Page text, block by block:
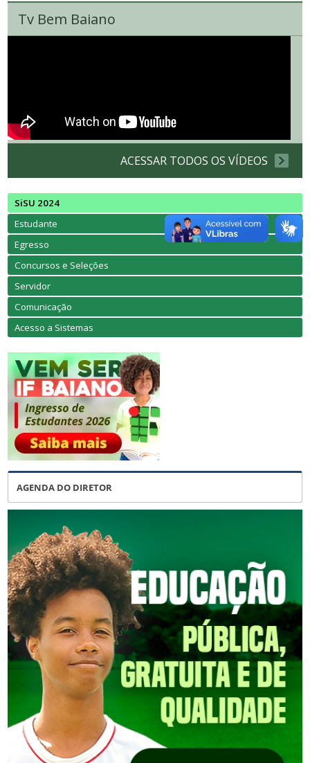
Tv Bem Baiano
ACESSAR TODOS OS VÍDEOS
SiSU 2024
Estudante
Egresso
Concursos e Seleções
Servidor
Comunicação
Acesso a Sistemas
AGENDA DO DIRETOR